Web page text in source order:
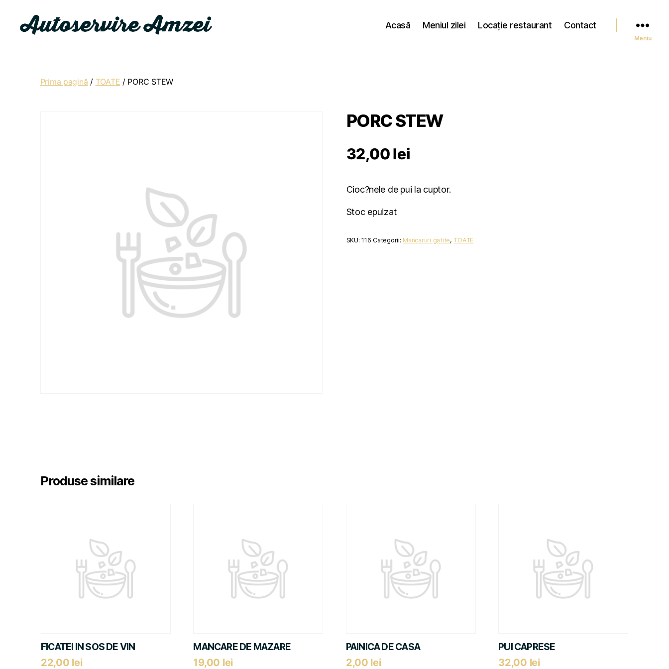
Acasă Meniul zilei Locație restaurant Contact
Meniu
Prima pagină / TOATE / PORC STEW
PORC STEW
32,00lei
Cioc?nele de pui la cuptor.
Stoc epuizat
SKU:116 Categorii: Mancaruri gatite, TOATE
Produse similare
FICATEI IN SOS DE VIN
22,00 lei
MANCARE DE MAZARE
19,00 lei
PAINICA DE CASA
2,00 lei
PUI CAPRESE
32,00 lei